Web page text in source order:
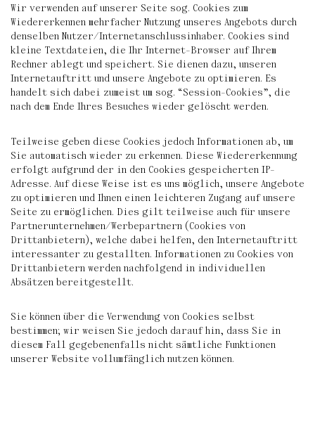
Wir verwenden auf unserer Seite sog. Cookies zum
Wiedererkennen mehrfacher Nutzung unseres Angebots durch
denselben Nutzer/Internetanschlussinhaber. Cookies sind
kleine Textdateien, die Ihr Internet-Browser auf Ihrem
Rechner ablegt und speichert. Sie dienen dazu, unseren
Internetauftritt und unsere Angebote zu optimieren. Es
handelt sich dabei zumeist um sog. “Session-Cookies”, die
nach dem Ende Ihres Besuches wieder gelöscht werden.
Teilweise geben diese Cookies jedoch Informationen ab, um
Sie automatisch wieder zu erkennen. Diese Wiedererkennung
erfolgt aufgrund der in den Cookies gespeicherten IP-
Adresse. Auf diese Weise ist es uns möglich, unsere Angebote
zu optimieren und Ihnen einen leichteren Zugang auf unsere
Seite zu ermöglichen. Dies gilt teilweise auch für unsere
Partnerunternehmen/Werbepartnern (Cookies von
Drittanbietern), welche dabei helfen, den Internetauftritt
interessanter zu gestallten. Informationen zu Cookies von
Drittanbietern werden nachfolgend in individuellen
Absätzen bereitgestellt.
Sie können über die Verwendung von Cookies selbst
bestimmen; wir weisen Sie jedoch darauf hin, dass Sie in
diesem Fall gegebenenfalls nicht sämtliche Funktionen
unserer Website vollumfänglich nutzen können.